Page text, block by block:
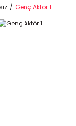
Genç Aktör 1